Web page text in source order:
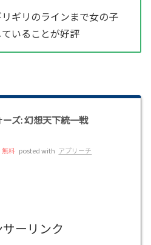
ギリのラインまで女の子
いることが好評
ズ: 幻想天下統一戦
無料 posted with アプリーチ
ーリンク